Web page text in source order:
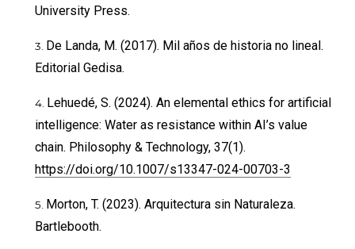
University Press.
De Landa, M. (2017). Mil años de historia no lineal.
Editorial Gedisa.
Lehuedé, S. (2024). An elemental ethics for artificial
intelligence: Water as resistance within AI’s value
chain. Philosophy & Technology, 37(1).
https://doi.org/10.1007/s13347-024-00703-3
Morton, T. (2023). Arquitectura sin Naturaleza.
Bartlebooth.